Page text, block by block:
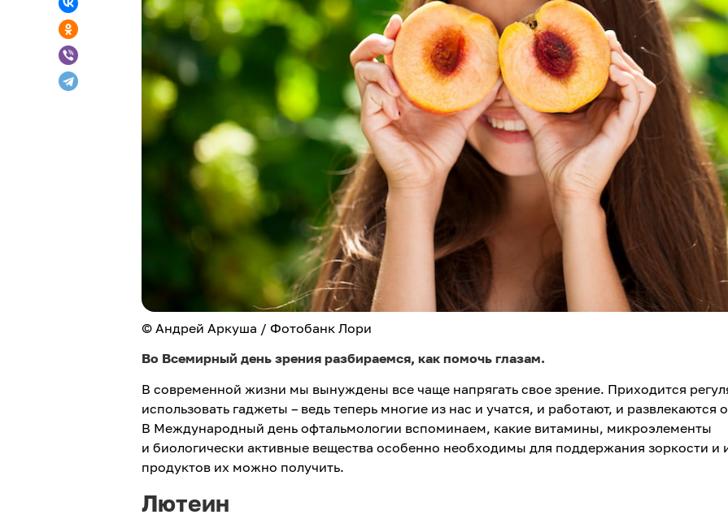
© Андрей Аркуша / Фотобанк Лори
Во Всемирный день зрения разбираемся, как помочь глазам.
В современной жизни мы вынуждены все чаще напрягать свое зрение. Приходится
использовать гаджеты – ведь теперь многие из нас и учатся, и работают, и развлекаются
В Международный день офтальмологии вспоминаем, какие витамины, микроэлементы
и биологически активные вещества особенно необходимы для поддержания зоркости и
продуктов их можно получить.
Лютеин